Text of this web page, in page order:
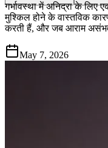
गर्भावस्था में अनिद्रा के लिए
मुश्किल होने के वास्तविक
करती हैं, और जब आराम
May 7, 2026